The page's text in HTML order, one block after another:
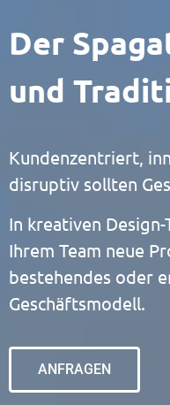
Der
und
Kundenzentriert,
disruptiv sollten
In kreativen
Ihrem Team neue
bestehendes oder
Geschäftsmodell.
ANFRAGEN